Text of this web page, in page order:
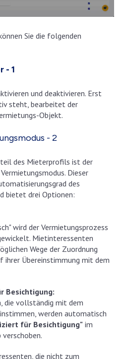
Sie die folgenden
- 1
und deaktivieren. Erst
steht, bearbeitet der
Objekt.
- 2
des Mieterprofils ist der
Dieser
des
bietet drei Optionen:
wird der Vermietungsprozess
Mietinteressenten
Wege der Zuordnung
ihrer Übereinstimmung mit dem
Besichtigung:
die vollständig mit dem
werden automatisch
für Besichtigung"im
die nicht zum